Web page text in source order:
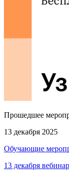
Прошедшее
13 декабря 2025
Обучающие
13 декабря